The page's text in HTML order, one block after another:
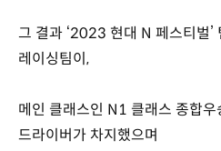
그 결과 ‘2023 현대 N 페스티벌’
레이싱팀이,
메인 클래스인 N1 클래스 종합
드라이버가 차지했으며